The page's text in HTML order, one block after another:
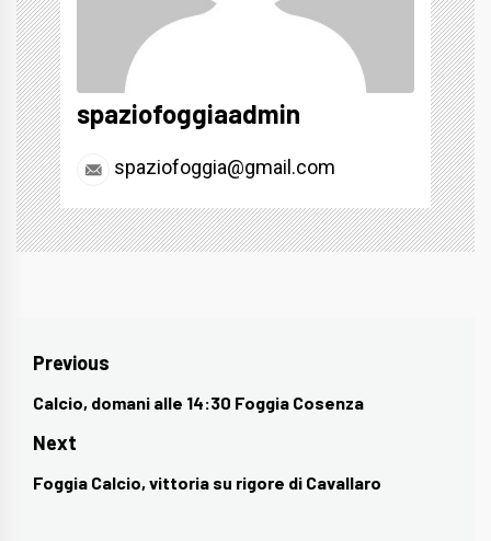
spaziofoggiaadmin
spaziofoggia@gmail.com
Navigazione
articoli
Previous
Previous
post:
Calcio, domani alle 14:30 Foggia Cosenza
Next
Next
Foggia Calcio, vittoria su rigore di Cavallaro